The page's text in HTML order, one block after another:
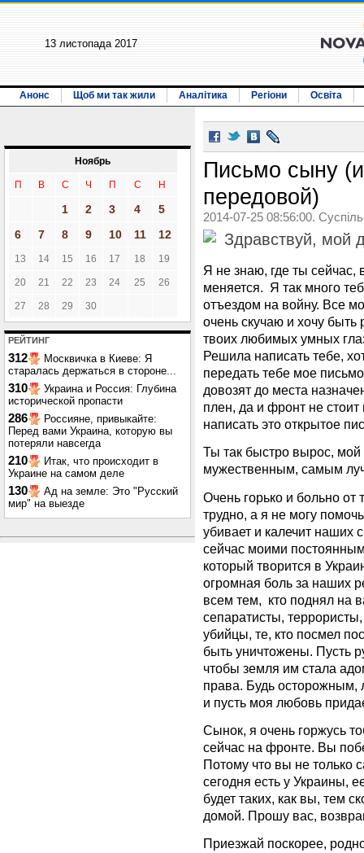
13 листопада 2017
Анонс Щоб ми так жили Аналітика Регіони Освіта
Ноябрь
П В С Ч П С Н
1 2 3 4
5
6
7 8 9 10 11 12
13 14 15 16 17 18 19
20 21 22 23 24 25 26
27 28 29 30
РЕЙТИНГ
312
Москвичка в Киеве: Я
старалась держаться в стороне...
310
Украина и Россия: Глубина
исторической пропасти
286
Россияне, привыкайте:
Перед вами Украина, которую вы
потеряли навсегда
210
Итак, что происходит в
Украине на самом деле
130
Ад на земле: Это "Русский
мир" на выезде
Письмо сыну
передовой)
2014-07-25 08:56:00.
Здравствуй, мой
Я не знаю, где ты
меняется. Я так много
отъездом на войну. Все
очень скучаю и хочу быть
твоих любимых умных
Решила написать тебе,
передать тебе мое
довозят до места
плен, да и фронт не
написать это открытое
Ты так быстро вырос,
мужественным, самым
Очень горько и больно от
трудно, а я не могу
убивает и калечит наших
сейчас моими
который творится в
огромная боль за наших
всем тем, кто поднял на
сепаратисты,
убийцы, те, кто посмел
быть уничтожены. Пусть
чтобы земля им стала
права. Будь осторожным,
и пусть моя любовь
Сынок, я очень горжусь
сейчас на фронте. Вы
Потому что вы не только
сегодня есть у Украины,
будет таких, как вы, тем
домой. Прошу вас,
Приезжай поскорее,